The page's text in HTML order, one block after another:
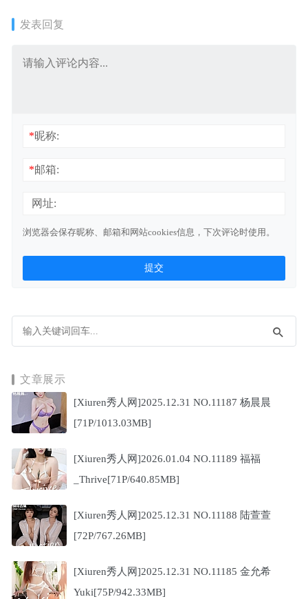
发表回复
*昵称:
*邮箱:
网址:
浏览器会保存昵称、邮箱和网站cookies信息，下次评论时使用。
文章展示
[Xiuren秀人网]2025.12.31 NO.11187 杨晨晨
[71P/1013.03MB]
[Xiuren秀人网]2026.01.04 NO.11189 福福
_Thrive[71P/640.85MB]
[Xiuren秀人网]2025.12.31 NO.11188 陆萱萱
[72P/767.26MB]
[Xiuren秀人网]2025.12.31 NO.11185 金允希
Yuki[75P/942.33MB]